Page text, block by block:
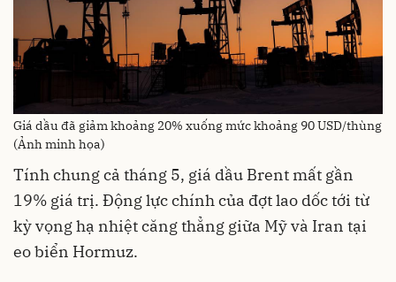
Giá dầu đã giảm khoảng 20% xuống mức khoảng 90 USD/thùng
(Ảnh minh họa)
Tính chung cả tháng 5, giá dầu Brent mất gần
19% giá trị. Động lực chính của đợt lao dốc tới từ
kỳ vọng hạ nhiệt căng thẳng giữa Mỹ và Iran tại
eo biển Hormuz.